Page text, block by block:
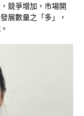
競爭增加，市場開
展數量之「多」，